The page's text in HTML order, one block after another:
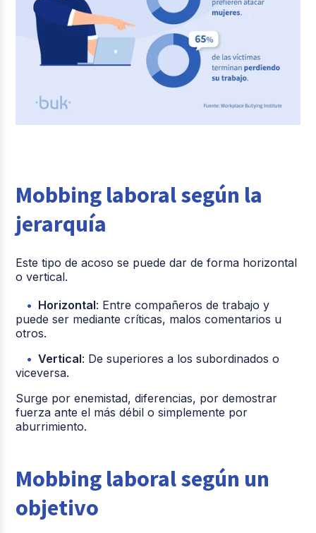
Mobbing laboral según la
jerarquía
Este tipo de acoso se puede dar de forma horizontal
o vertical.
Horizontal: Entre compañeros de trabajo y
puede ser mediante críticas, malos comentarios u
otros.
Vertical: De superiores a los subordinados o
viceversa.
Surge por enemistad, diferencias, por demostrar
fuerza ante el más débil o simplemente por
aburrimiento.
Mobbing laboral según un
objetivo